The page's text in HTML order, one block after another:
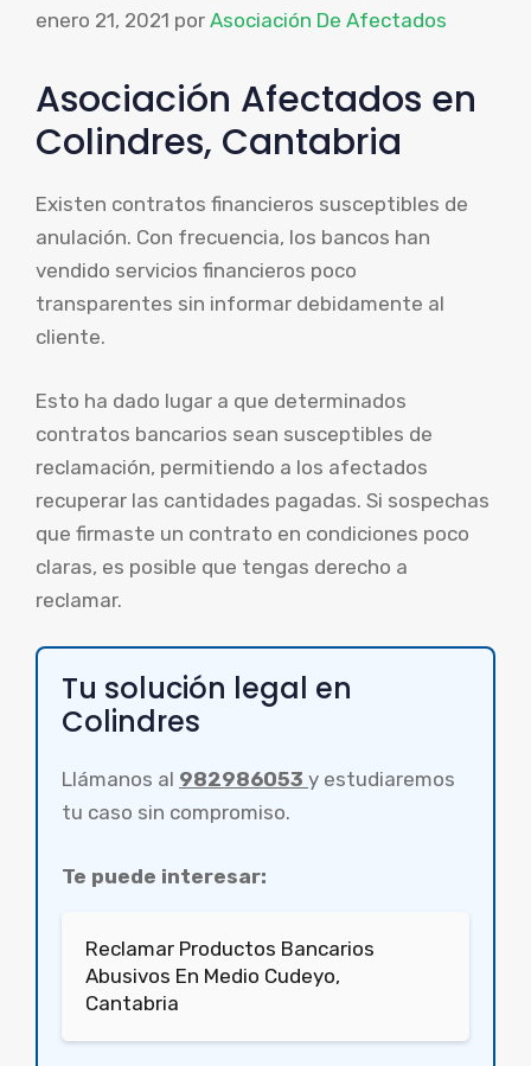
enero 21, 2021 por Asociación De Afectados
Asociación Afectados en
Colindres, Cantabria
Existen contratos financieros susceptibles de
anulación. Con frecuencia, los bancos han
vendido servicios financieros poco
transparentes sin informar debidamente al
cliente.
Esto ha dado lugar a que determinados
contratos bancarios sean susceptibles de
reclamación, permitiendo a los afectados
recuperar las cantidades pagadas. Si sospechas
que firmaste un contrato en condiciones poco
claras, es posible que tengas derecho a
reclamar.
Tu solución legal en
Colindres
Llámanos al 982986053 y estudiaremos
tu caso sin compromiso.
Te puede interesar:
Reclamar Productos Bancarios
Abusivos En Medio Cudeyo,
Cantabria